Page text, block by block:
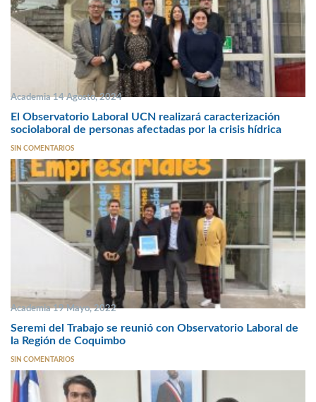
Academia 14 Agosto, 2024
El Observatorio Laboral UCN realizará caracterización
sociolaboral de personas afectadas por la crisis hídrica
SIN COMENTARIOS
Academia 19 Mayo, 2022
Seremi del Trabajo se reunió con Observatorio Laboral de
la Región de Coquimbo
SIN COMENTARIOS